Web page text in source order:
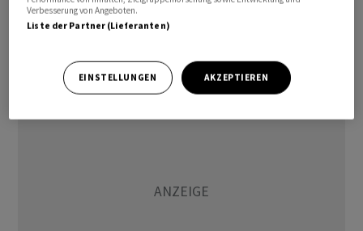
und 10 Prozent wachsen. Beim operativen Ergebnis
(Ebitda) peilt der Konzern einen Zuwachs von 9 bis 21
Prozent an./knd/men
Verbesserung von Angeboten.
Liste der Partner (Lieferanten)
EINSTELLUNGEN AKZEPTIEREN